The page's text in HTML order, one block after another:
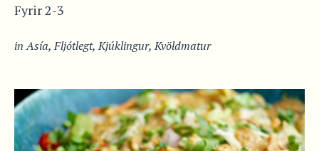
Fyrir 2-3
inAsía,Fljótlegt,Kjúklingur,Kvöldmatur